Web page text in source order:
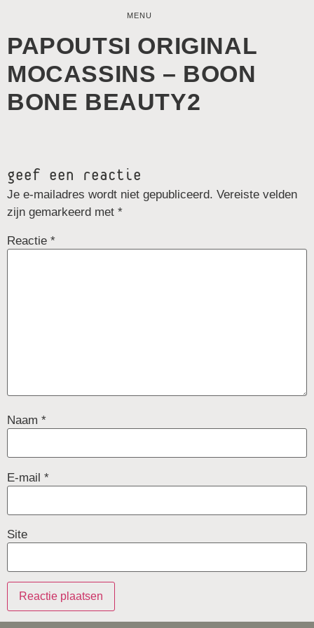
MENU
PAPOUTSI ORIGINAL
MOCASSINS – BOON
BONE BEAUTY2
geef een reactie
Je e-mailadres wordt niet gepubliceerd. Vereiste velden
zijn gemarkeerd met *
Reactie *
Naam *
E-mail *
Site